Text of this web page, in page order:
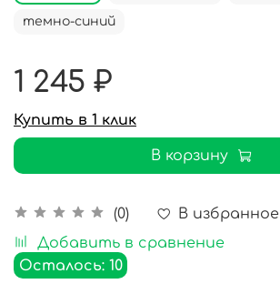
(0)
В избранное
Добавить в сравнение
Осталось: 10
темно-синий
1 245 ₽
Купить в 1 клик
В корзину